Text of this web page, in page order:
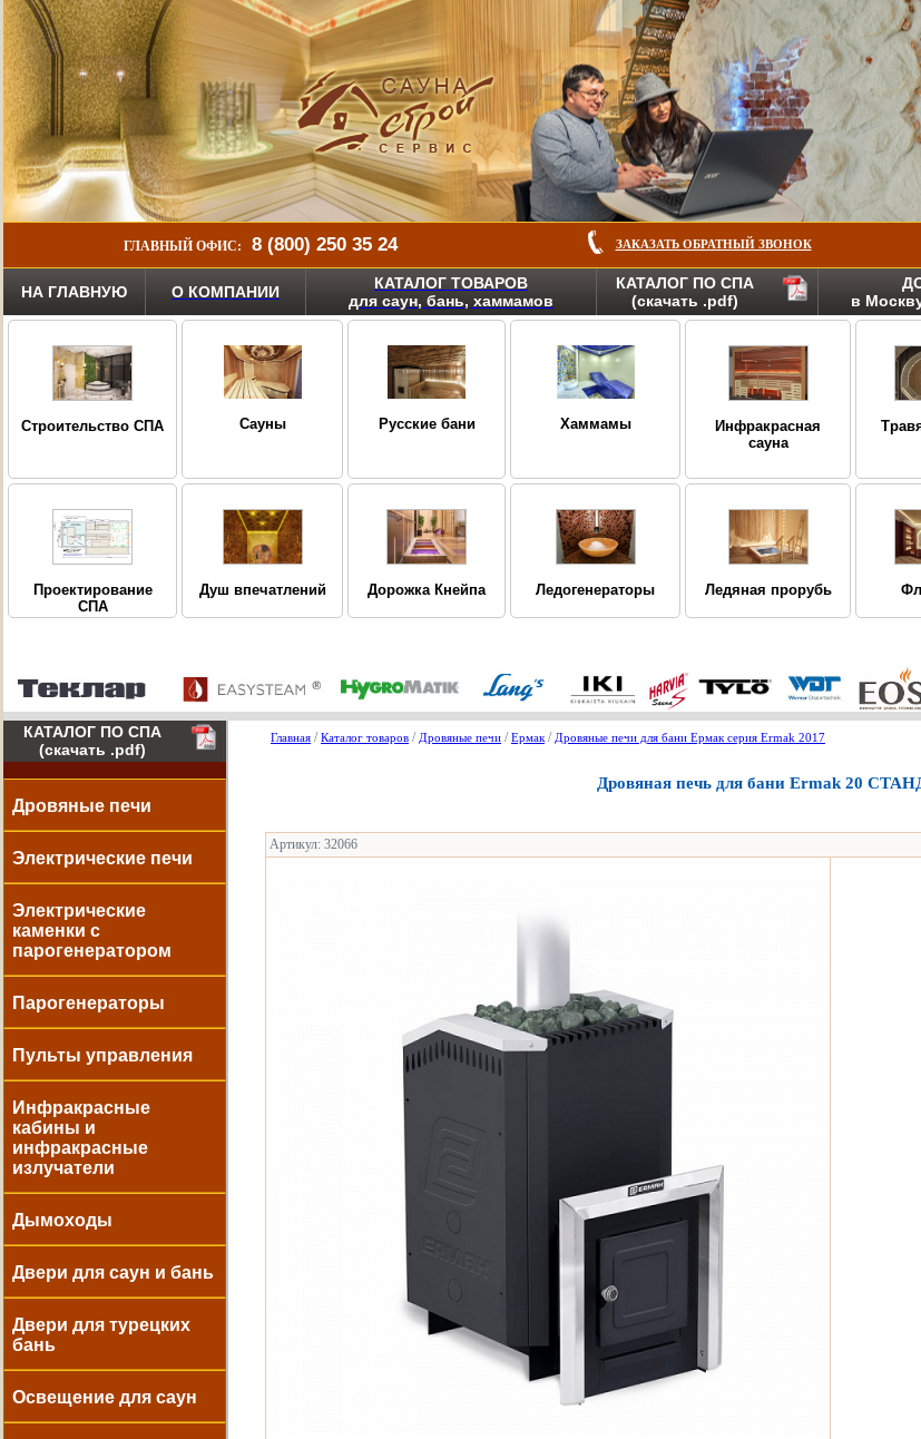
ГЛАВНЫЙ ОФИС: 8 (800) 250 35 24 ЗАКАЗАТЬ ОБРАТНЫЙ ЗВОНОК
НА ГЛАВНУЮ О КОМПАНИИ
КАТАЛОГ ТОВАРОВ
для саун, бань, хаммамов
КАТАЛОГ ПО СПА
(скачать .pdf)
в
Строительство СПА Сауны Русские бани Хаммамы
Инфракрасная
сауна
Проектирование
СПА
Душ впечатлений Дорожка Кнейпа Ледогенераторы Ледяная прорубь
КАТАЛОГ ПО СПА
(скачать .pdf)
Дровяные печи
Электрические печи
Электрические
каменки с
парогенератором
Парогенераторы
Пульты управления
Инфракрасные
кабины и
инфракрасные
излучатели
Дымоходы
Двери для саун и бань
Двери для турецких
бань
Освещение для саун
Главная /Каталог товаров / Дровяные печи /Ермак/ Дровяные печи для бани Ермак серия Ermak 2017
Дровяная печь для бани Ermak 20
Артикул: 32066